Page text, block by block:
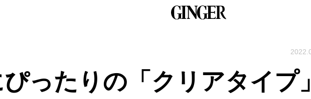
ったりの「クリアタイプ